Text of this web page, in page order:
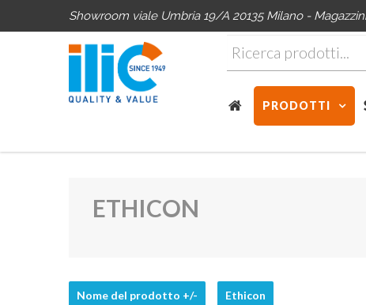
Showroom viale Umbria 19/A 20135 Milano -
PRODOTTI
ETHICON
Nome del prodotto +/- Ethicon